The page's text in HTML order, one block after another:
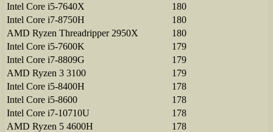
Intel Core i5-7640X
180
Intel Core i7-8750H
180
AMD Ryzen Threadripper 2950X
180
Intel Core i5-7600K
179
Intel Core i7-8809G
179
AMD Ryzen 3 3100
179
Intel Core i5-8400H
178
Intel Core i5-8600
178
Intel Core i7-10710U
178
AMD Ryzen 5 4600H
178